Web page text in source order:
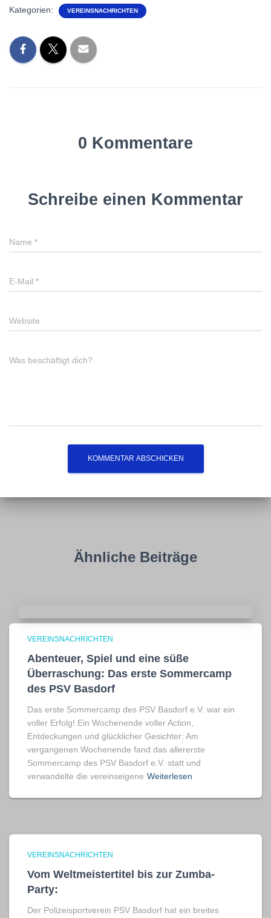
Kategorien: VEREINSNACHRICHTEN
0 Kommentare
Schreibe einen Kommentar
Name *
E-Mail *
Website
Was beschäftigt dich?
Ähnliche Beiträge
VEREINSNACHRICHTEN
Abenteuer, Spiel und eine süße
Überraschung: Das erste Sommercamp
des PSV Basdorf
Das erste Sommercamp des PSV Basdorf e.V. war ein
voller Erfolg! Ein Wochenende voller Action,
Entdeckungen und glücklicher Gesichter: Am
vergangenen Wochenende fand das allererste
Sommercamp des PSV Basdorf e.V. statt und
verwandelte die vereinseigene Weiterlesen
VEREINSNACHRICHTEN
Vom Weltmeistertitel bis zur Zumba-
Party:
Der Polizeisportverein PSV Basdorf hat ein breites